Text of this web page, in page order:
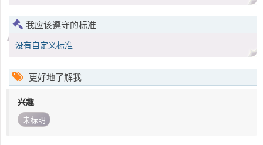
我应该遵守的标准
没有自定义标准
更好地了解我
兴趣
未标明